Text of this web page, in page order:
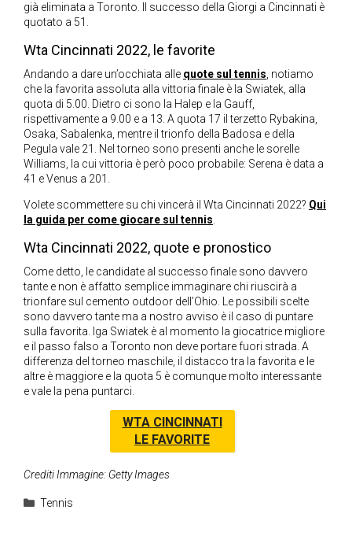
già eliminata a Toronto. Il successo della Giorgi a Cincinnati è
quotato a 51.
Wta Cincinnati 2022, le favorite
Andando a dare un’occhiata alle quote sul tennis, notiamo
che la favorita assoluta alla vittoria finale è la Swiatek, alla
quota di 5.00. Dietro ci sono la Halep e la Gauff,
rispettivamente a 9.00 e a 13. A quota 17 il terzetto Rybakina,
Osaka, Sabalenka, mentre il trionfo della Badosa e della
Pegula vale 21. Nel torneo sono presenti anche le sorelle
Williams, la cui vittoria è però poco probabile: Serena è data a
41 e Venus a 201.
Volete scommettere su chi vincerà il Wta Cincinnati 2022? Qui
la guida per come giocare sul tennis.
Wta Cincinnati 2022, quote e pronostico
Come detto, le candidate al successo finale sono davvero
tante e non è affatto semplice immaginare chi riuscirà a
trionfare sul cemento outdoor dell’Ohio. Le possibili scelte
sono davvero tante ma a nostro avviso è il caso di puntare
sulla favorita. Iga Swiatek è al momento la giocatrice migliore
e il passo falso a Toronto non deve portare fuori strada. A
differenza del torneo maschile, il distacco tra la favorita e le
altre è maggiore e la quota 5 è comunque molto interessante
e vale la pena puntarci.
WTA CINCINNATI
LE FAVORITE
Crediti Immagine: Getty Images
Categorie
Tennis